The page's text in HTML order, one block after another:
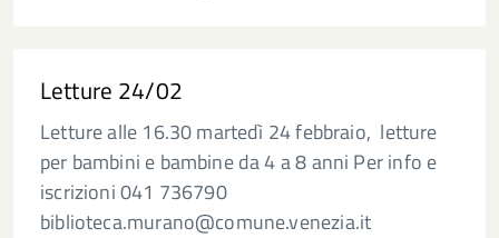
Letture 24/02
Letture alle 16.30 martedì 24 febbraio, letture
per bambini e bambine da 4 a 8 anni Per info e
iscrizioni 041 736790
biblioteca.murano@comune.venezia.it